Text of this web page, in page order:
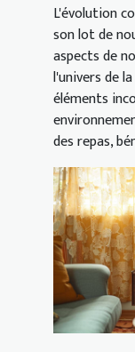
L'évolution
son lot de
aspects de
l'univers de
éléments
des repas,